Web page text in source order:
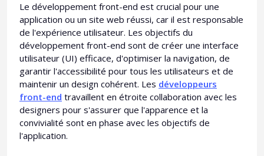
Le développement front-end est crucial pour une
application ou un site web réussi, car il est responsable
de l'expérience utilisateur. Les objectifs du
développement front-end sont de créer une interface
utilisateur (UI) efficace, d'optimiser la navigation, de
garantir l'accessibilité pour tous les utilisateurs et de
maintenir un design cohérent. Les développeurs
front-end travaillent en étroite collaboration avec les
designers pour s'assurer que l'apparence et la
convivialité sont en phase avec les objectifs de
l'application.